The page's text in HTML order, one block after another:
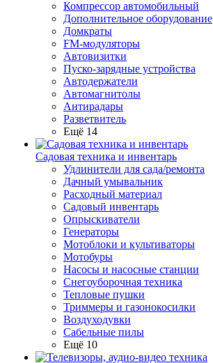
Компрессор автомобильный
Дополнительное оборудование
Домкраты
FM-модуляторы
Автовизитки
Пуско-зарядные устройства
Автодержатели
Автомагнитолы
Антирадары
Разветвитель
Ещё 14
Садовая техника и инвентарь
Удлинители для сада/ремонта
Дачный умывальник
Расходный материал
Садовый инвентарь
Опрыскиватели
Генераторы
Мотоблоки и культиваторы
Мотобуры
Насосы и насосные станции
Снегоуборочная техника
Тепловые пушки
Триммеры и газонокосилки
Воздуходувки
Сабельные пилы
Ещё 10